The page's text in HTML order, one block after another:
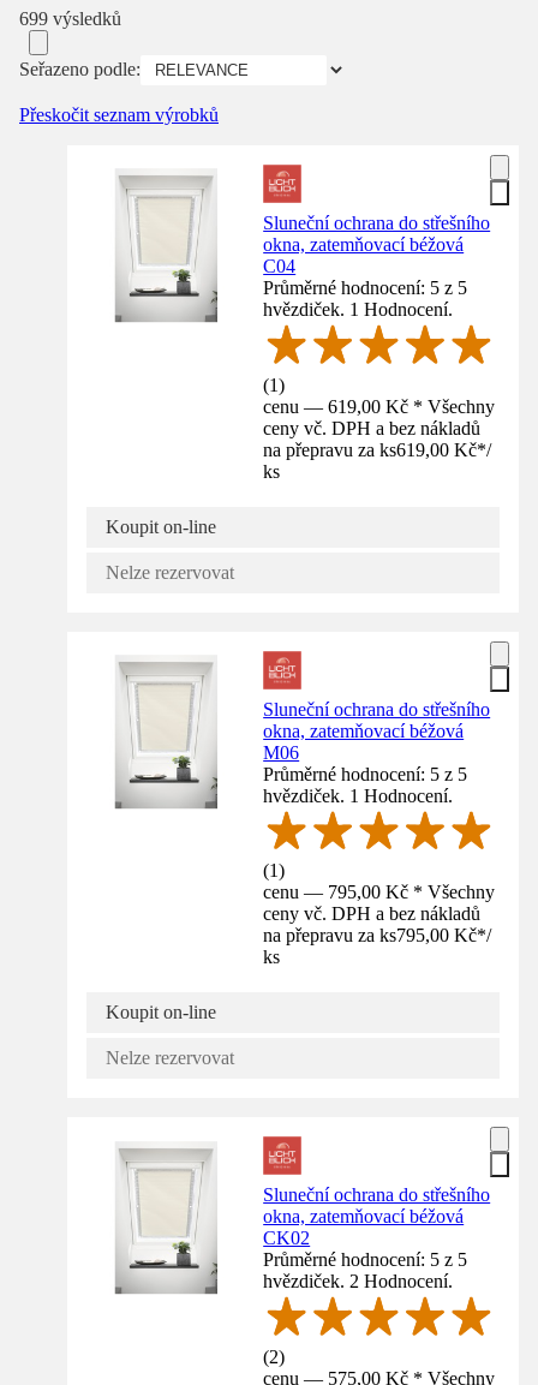
699 výsledků
Seřazeno podle:
Přeskočit seznam výrobků
Sluneční ochrana do střešního
okna, zatemňovací béžová
C04
Průměrné hodnocení: 5 z 5
hvězdiček. 1 Hodnocení.
(1)
cenu — 619,00 Kč * Všechny
ceny vč. DPH a bez nákladů
na přepravu za ks619,00 Kč*/
ks
Koupit on-line
Nelze rezervovat
Sluneční ochrana do střešního
okna, zatemňovací béžová
M06
Průměrné hodnocení: 5 z 5
hvězdiček. 1 Hodnocení.
(1)
cenu — 795,00 Kč * Všechny
ceny vč. DPH a bez nákladů
na přepravu za ks795,00 Kč*/
ks
Koupit on-line
Nelze rezervovat
Sluneční ochrana do střešního
okna, zatemňovací béžová
CK02
Průměrné hodnocení: 5 z 5
hvězdiček. 2 Hodnocení.
(2)
cenu — 575,00 Kč * Všechny